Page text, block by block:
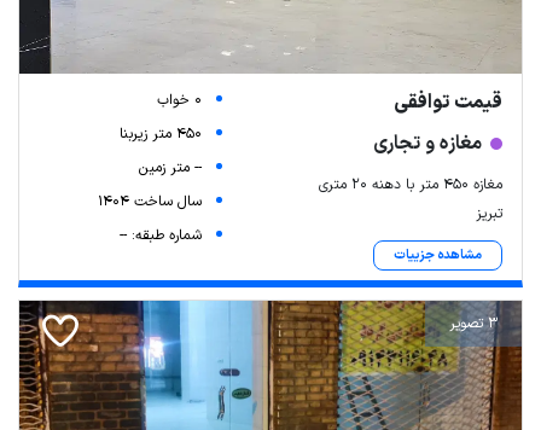
قیمت توافقی
مغازه و تجاری
مغازه 450 متر با دهنه 20 متری
تبریز
مشاهده جزییات
0 خواب
450 متر زیربنا
-- متر زمین
سال ساخت 1404
شماره طبقه: --
3 تصویر